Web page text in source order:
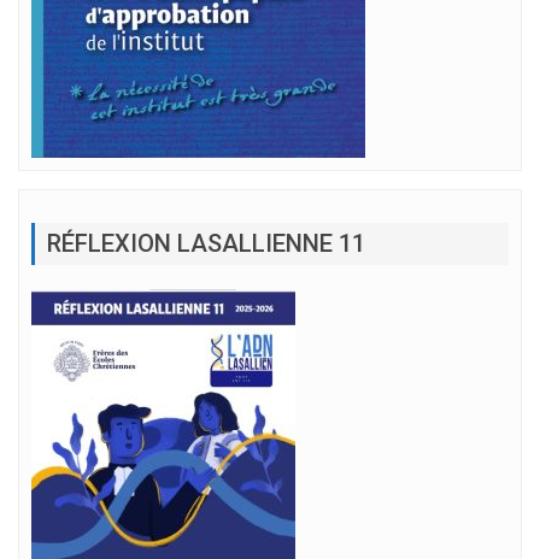
RÉFLEXION LASALLIENNE 11